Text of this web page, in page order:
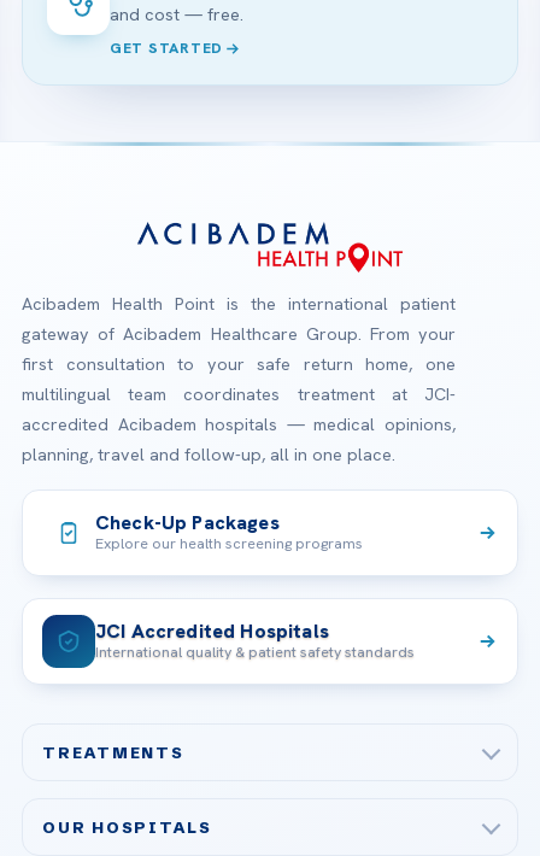
and cost — free.
GET STARTED
Acibadem Health Point is the international patient
gateway of Acibadem Healthcare Group. From your
first consultation to your safe return home, one
multilingual team coordinates treatment at JCI-
accredited Acibadem hospitals — medical opinions,
planning, travel and follow-up, all in one place.
Check-Up Packages
Explore our health screening programs
JCI Accredited Hospitals
International quality & patient safety standards
TREATMENTS
OUR HOSPITALS